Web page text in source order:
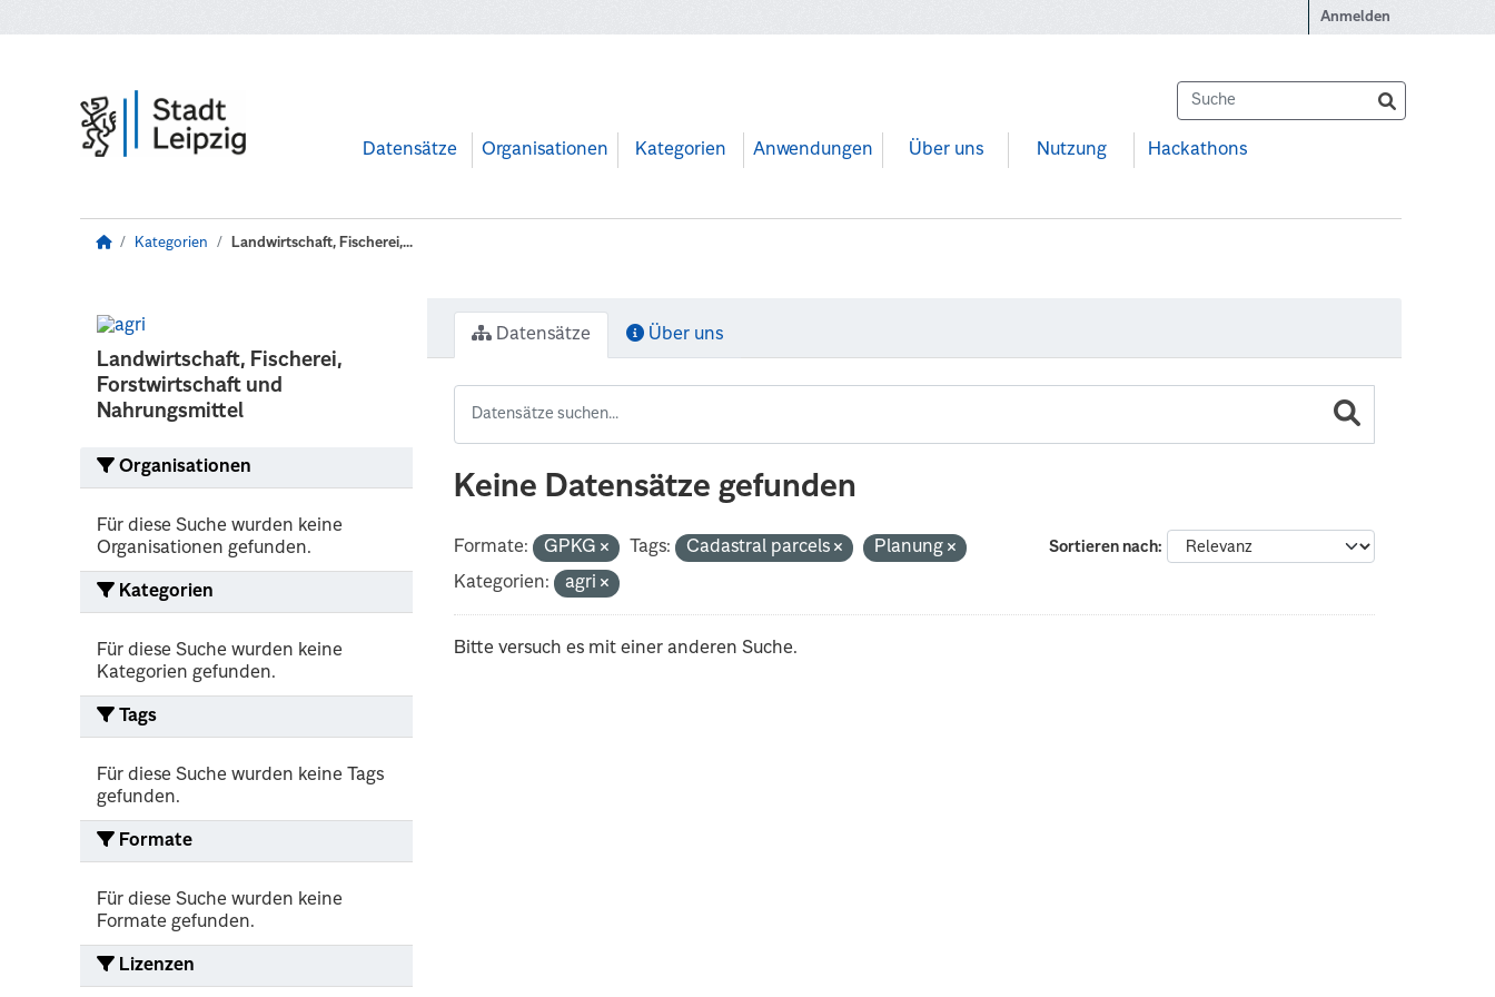
Anmelden
Datensätze Organisationen Kategorien Anwendungen Über uns Nutzung Hackathons
Kategorien Landwirtschaft, Fischerei,...
Landwirtschaft, Fischerei,
Forstwirtschaft und
Nahrungsmittel
Organisationen
Für diese Suche wurden keine
Organisationen gefunden.
Kategorien
Für diese Suche wurden keine
Kategorien gefunden.
Tags
Für diese Suche wurden keine Tags
gefunden.
Formate
Für diese Suche wurden keine
Formate gefunden.
Lizenzen
Datensätze Über uns
Keine Datensätze gefunden
Sortieren nach
Formate: GPKG Tags: Cadastral parcels
Planung
Kategorien:
agri
Bitte versuch es mit einer anderen Suche.